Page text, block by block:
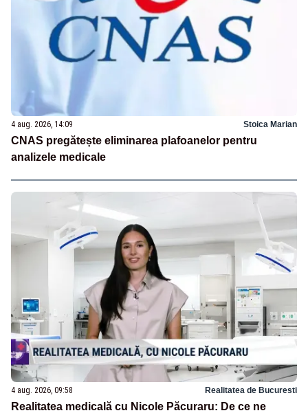
4 aug. 2026, 14:09 Stoica Marian
CNAS pregătește eliminarea plafoanelor pentru
analizele medicale
4 aug. 2026, 09:58 Realitatea de Bucuresti
Realitatea medicală cu Nicole Păcuraru: De ce ne